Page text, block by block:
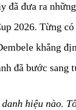
đã đưa ra
2026. Từng
khẳng
đã bước sang
hiệu nào.